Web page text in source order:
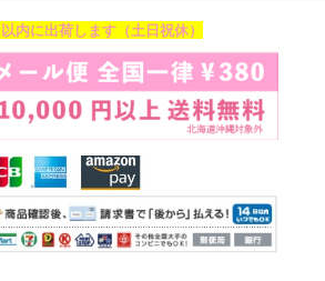
内に出荷します（土日祝休）